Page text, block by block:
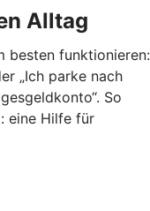
Alltag
besten funktionieren:
„Ich parke nach
So
eine Hilfe für